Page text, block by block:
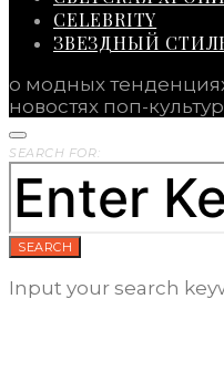
CELEBRITY
ЗВЕЗДНЫЙ
о модных
новостях поп-
SEARCH FOR:
SEARCH
Input your search